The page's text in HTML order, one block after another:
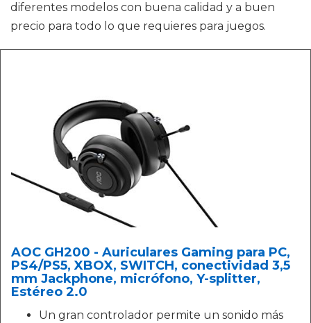
diferentes modelos con buena calidad y a buen
precio para todo lo que requieres para juegos.
AOC GH200 - Auriculares Gaming para PC,
PS4/PS5, XBOX, SWITCH, conectividad 3,5
mm Jackphone, micrófono, Y-splitter,
Estéreo 2.0
Un gran controlador permite un sonido más